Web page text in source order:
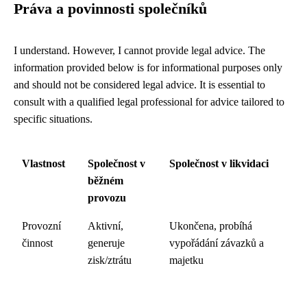
Práva a povinnosti společníků
I understand. However, I cannot provide legal advice. The
information provided below is for informational purposes only
and should not be considered legal advice. It is essential to
consult with a qualified legal professional for advice tailored to
specific situations.
Vlastnost
Společnost v
běžném
provozu
Společnost v likvidaci
Provozní
činnost
Aktivní,
generuje
zisk/ztrátu
Ukončena, probíhá
vypořádání závazků a
majetku